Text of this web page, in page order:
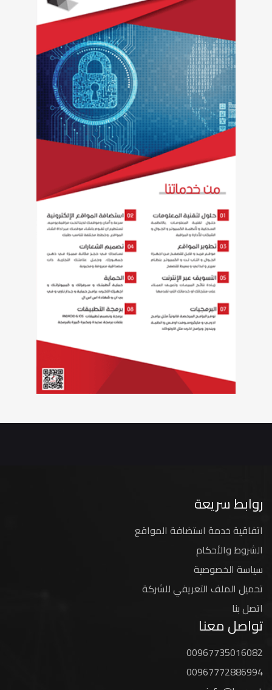
روابط سريعة
اتفاقية خدمة استضافة المواقع
الشروط والأحكام
سياسة الخصوصية
تحميل الملف التعريفي للشركة
اتصل بنا
تواصل معنا
00967735016082
00967772886994